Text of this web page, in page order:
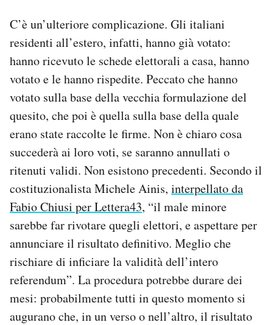
C’è un’ulteriore complicazione. Gli italiani
residenti all’estero, infatti, hanno già votato:
hanno ricevuto le schede elettorali a casa, hanno
votato e le hanno rispedite. Peccato che hanno
votato sulla base della vecchia formulazione del
quesito, che poi è quella sulla base della quale
erano state raccolte le firme. Non è chiaro cosa
succederà ai loro voti, se saranno annullati o
ritenuti validi. Non esistono precedenti. Secondo il
costituzionalista Michele Ainis, interpellato da
Fabio Chiusi per Lettera43, “il male minore
sarebbe far rivotare quegli elettori, e aspettare per
annunciare il risultato definitivo. Meglio che
rischiare di inficiare la validità dell’intero
referendum”. La procedura potrebbe durare dei
mesi: probabilmente tutti in questo momento si
augurano che, in un verso o nell’altro, il risultato